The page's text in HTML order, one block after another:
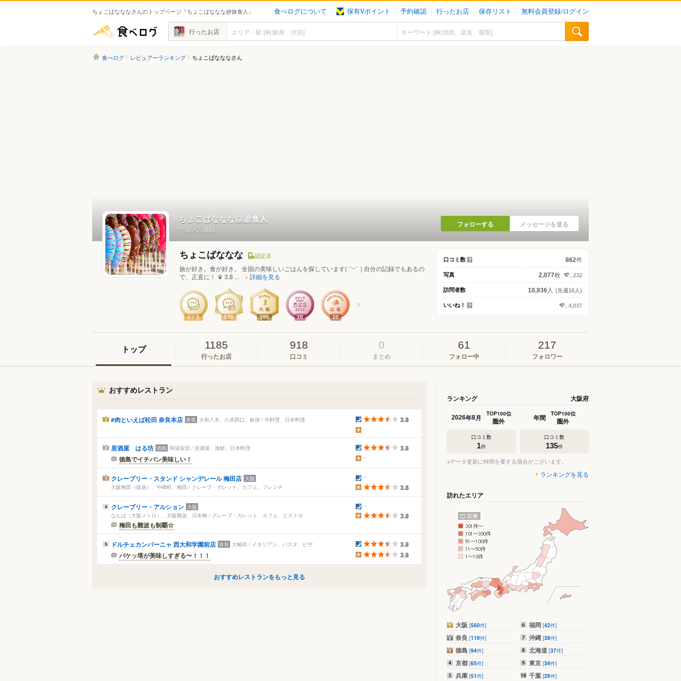
ちょこばなななさんのトップページ『ちょこばななな@旅食人』 食べログについて 保有Vポイント 予約確認 行ったお店 保存リスト 無料会員登録/ログイン
食べログ 行ったお店
食べログ レビュアーランキング ちょこばなななさん
ちょこばななな@旅食人
グルメ忘備録
フォローする メッセージを送る
ちょこばななな 認証済
旅が好き。食が好き。 全国の美味しいごはんを探しています( ´﹀` ) 自分の記録でもあるの
で、正直に！ ♛ 3.8 ...
詳細を見る
6か月 500 300 10 10
口コミ数 ？ 862件
写真 2,077枚 232
訪問者数 10,936人 (先週16人)
いいね！ ？ 4,037
トップ 1185
行ったお店
918
口コミ
0
まとめ
61
フォロー中
217
フォロワー
おすすめレストラン
1 #肉といえば松田 奈良本店 奈良 大和八木、八木西口、畝傍 / 牛料理、日本料理 3.8
2 居酒屋 はる坊 徳島 阿波富田 / 居酒屋、海鮮、日本料理
徳島でイチバン美味しい！
3.8
3 クレープリー・スタンド シャンデレール 梅田店 大阪
大阪梅田（阪急）、中崎町、梅田 / クレープ・ガレット、カフェ、フレンチ
3.8
4 クレープリー・アルション 大阪
なんば（大阪メトロ）、大阪難波、日本橋 / クレープ・ガレット、カフェ、ビストロ
梅田も難波も制覇☆
3.8
5 ドルチェカンパーニャ 西大和学園前店 奈良 大輪田 / イタリアン、パスタ、ピザ
バケッ塔が美味しすぎる〜！！！
3.8
3.8
おすすめレストランをもっと見る
ランキング 大阪府
2026年8月 TOP100位
圏外
口コミ数
1件
年間 TOP100位
圏外
口コミ数
135件
※データ更新に時間を要する場合がございます。
ランキングを見る
訪れたエリア
大阪 [560件]
奈良 [119件]
徳島 [94件]
京都 [65件]
兵庫 [51件]
福岡 [42件]
沖縄 [38件]
北海道 [37件]
東京 [34件]
千葉 [29件]